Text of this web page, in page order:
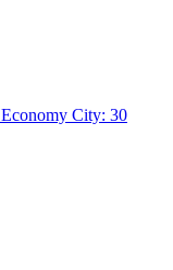
City: 30